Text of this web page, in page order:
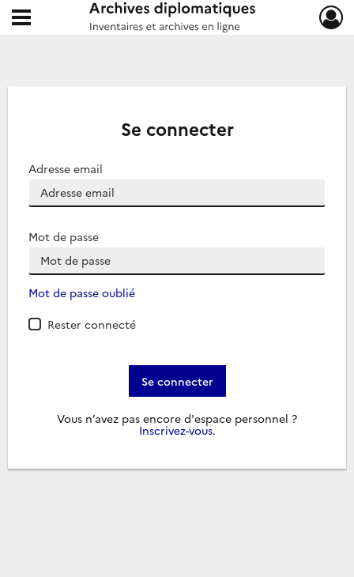
Archives diplomatiques
Ouvrir le menu déroulant
Se connecter
Adresse email
Mot de passe
Mot de passe oublié
Rester connecté
Se connecter
Vous n’avez pas encore d'espace personnel ?
Inscrivez-vous.